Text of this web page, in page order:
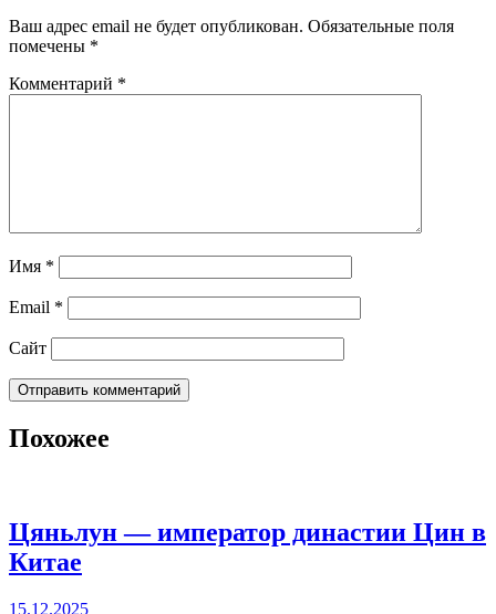
Ваш адрес email не будет опубликован. Обязательные поля
помечены *
Комментарий *
Имя *
Email *
Сайт
Похожее
Цяньлун — император династии Цин в
Китае
15.12.2025